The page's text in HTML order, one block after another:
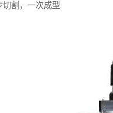
割，一次成型.